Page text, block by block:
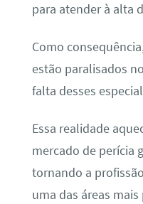
para atender à alta
Como
estão paralisados
falta desses
Essa realidade
mercado de perícia
tornando a
uma das áreas